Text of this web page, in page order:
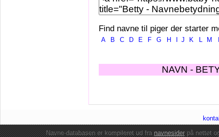
Find navne til piger der starter
A B C D E F G H J K L M
NAVN -
Navne-databasen er kompileret ud franavnesiderpå nettet